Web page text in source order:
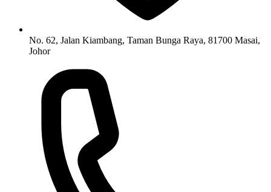
No. 62, Jalan Kiambang, Taman Bunga Raya, 81700 Masai,
Johor